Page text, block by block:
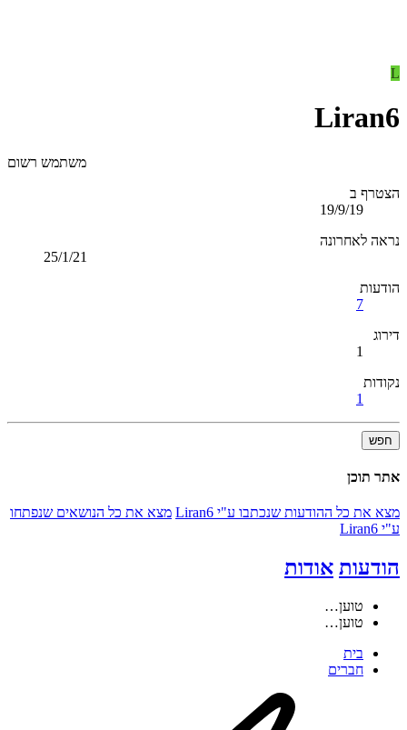
L
Liran6
משתמש רשום
הצטרף ב
19/9/19
נראה לאחרונה
25/1/21
הודעות
7
דירוג
1
נקודות
1
חפש
אתר תוכן
מצא את כל ההודעות שנכתבו ע"י Liran6
מצא את כל הנושאים שנפתחו
ע"י Liran6
הודעות אודות
טוען…
טוען…
בית
חברים